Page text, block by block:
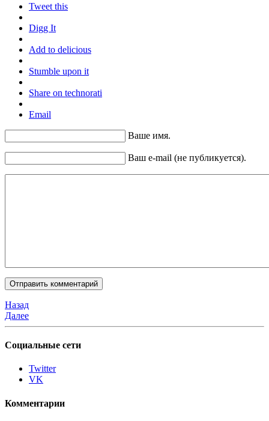
Tweet this
Digg It
Add to delicious
Stumble upon it
Share on technorati
Email
Ваше имя.
Ваш e-mail (не публикуется).
Назад
Далее
Социальные сети
Twitter
VK
Комментарии